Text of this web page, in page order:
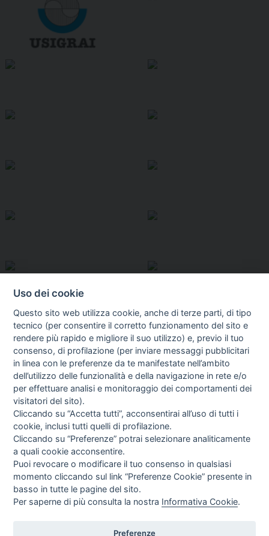
I libri Vedi tutti
Direttrice Responsabile: Alessandra Costante | Registrazione al Tribunale Civile
Uso dei cookie
Questo sito web utilizza cookie, anche di terze parti, di tipo
tecnico (per consentire il corretto funzionamento del sito e
rendere più rapido e migliore il suo utilizzo) e, previo il tuo
consenso, di profilazione (per inviare messaggi pubblicitari
in linea con le preferenze da te manifestate nell’ambito
dell’utilizzo delle funzionalità e della navigazione in rete e/o
per effettuare analisi e monitoraggio dei comportamenti dei
visitatori del sito).
Cliccando su “Accetta tutti”, acconsentirai all’uso di tutti i
cookie, inclusi tutti quelli di profilazione.
Cliccando su “Preferenze” potrai selezionare analiticamente
a quali cookie acconsentire.
Puoi revocare o modificare il tuo consenso in qualsiasi
momento cliccando sul link “Preferenze Cookie” presente in
basso in tutte le pagine del sito.
Per saperne di più consulta la nostra Informativa Cookie.
Preferenze